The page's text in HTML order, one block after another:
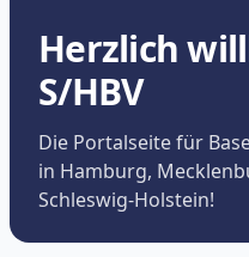
Herzlich
S/HBV
Die Portalseite für
in Hamburg,
Schleswig-Holstein!